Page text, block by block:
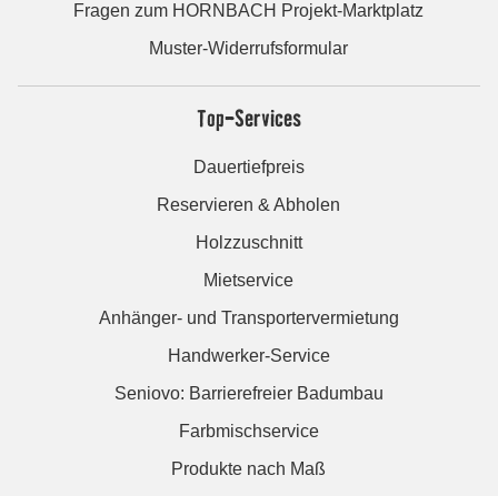
Fragen zum HORNBACH Projekt-Marktplatz
Muster-Widerrufsformular
Top-Services
Dauertiefpreis
Reservieren & Abholen
Holzzuschnitt
Mietservice
Anhänger- und Transportervermietung
Handwerker-Service
Seniovo: Barrierefreier Badumbau
Farbmischservice
Produkte nach Maß